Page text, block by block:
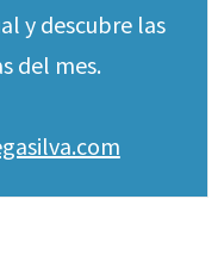
y descubre las
del mes.